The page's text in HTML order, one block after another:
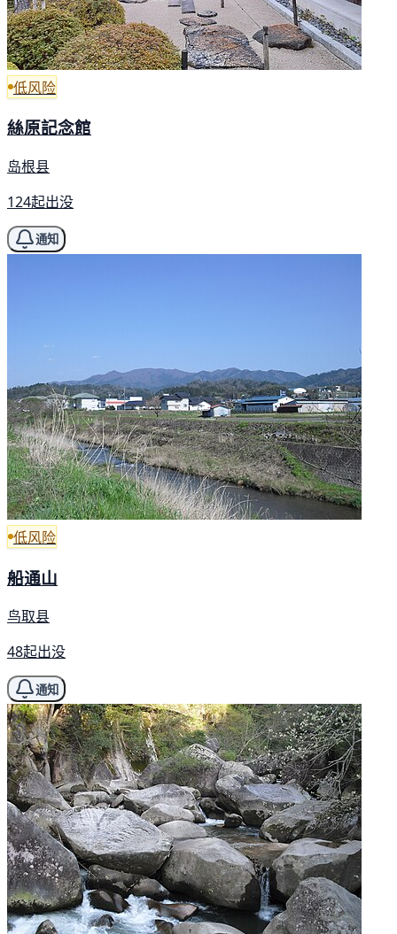
低风险
絲原記念館
岛根县
124起出没
通知
低风险
船通山
鸟取县
48起出没
通知